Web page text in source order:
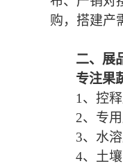
购，搭建产
二、 展
专注果
1、 控
2、 专
3、 水
4、 土